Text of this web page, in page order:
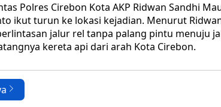
Polres Cirebon Kota AKP Ridwan Sandhi
ikut turun ke lokasi kejadian. Menurut
jalur rel tanpa palang pintu menuju
kereta api dari arah Kota Cirebon.